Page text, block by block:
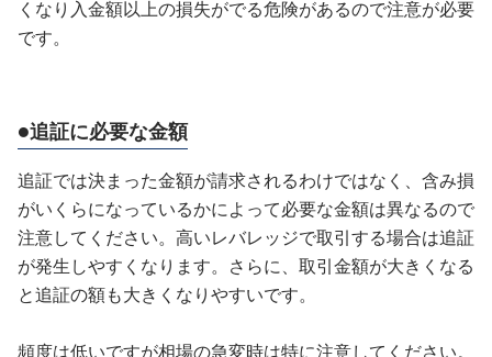
くなり入金額以上の損失がでる危険があるので注意が必要
です。
●追証に必要な金額
追証では決まった金額が請求されるわけではなく、含み損
がいくらになっているかによって必要な金額は異なるので
注意してください。高いレバレッジで取引する場合は追証
が発生しやすくなります。さらに、取引金額が大きくなる
と追証の額も大きくなりやすいです。
頻度は低いですが相場の急変時は特に注意してください。